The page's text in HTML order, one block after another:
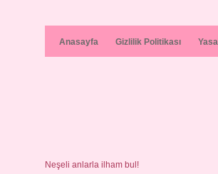
Anasayfa Gizlilik Politikası
Neşeli anlarla ilham bul!